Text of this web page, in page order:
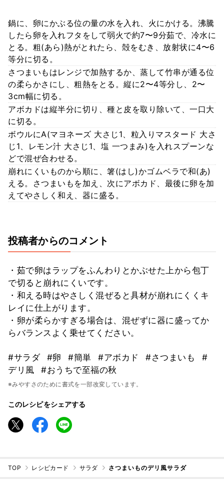
鍋に、卵にかぶる位の量の水を入れ、火にかける。沸騰
したら卵を入れフタをして弱火で約7〜9分茹で、冷水に
とる。粗(あら)熱がとれたら、殻をむき、放射状に4〜6
等分に切る。
さつまいもはレンジで加熱するか、蒸して竹串が通る位
の柔らかさにし、粗熱をとる。縦に2〜4等分し、2〜
3cm幅に切る。
アボカドは縦半分に切り、種と皮を取り除いて、一口大
に切る。
ボウルにA(マヨネーズ 大さじ1、粒入りマスタード 大さ
じ1、レモン汁 大さじ1、塩 一つまみ)を入れスプーンな
どで混ぜ合わせる。
崩れにくいものから順に、箸(はし)かゴムベラで和(あ)
える。さつまいもを加え、次にアボカド、最後に卵を加
えてやさしく和え、器に盛る。
投稿者からのコメント
・茹で卵はラップをふんわりとかぶせた上から包丁
で切ると崩れにくいです。
・和える時はやさしく混ぜると具材が崩れにくくキ
レイに仕上がります。
・卵が柔らかすぎる場合は、混ぜずに器に盛ってか
らバランスよく乗せてください。
#サラダ #卵 #簡単 #アボカド #さつまいも
#
デリ風
#おうちで至福の秋
※みやすさのために書式を一部改変しています。
このレシピをシェアする
TOP レシピカード サラダ さつまいものデリ風サラダ